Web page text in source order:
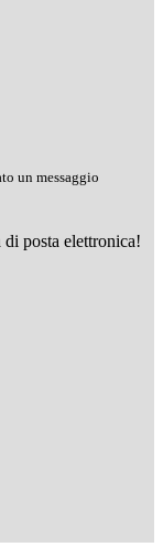
un messaggio
posta elettronica!